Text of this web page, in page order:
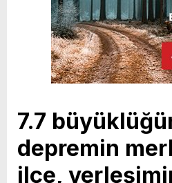
7.7
depremin
ilçe,